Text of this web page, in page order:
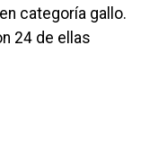
categoría gallo.
24 de ellas